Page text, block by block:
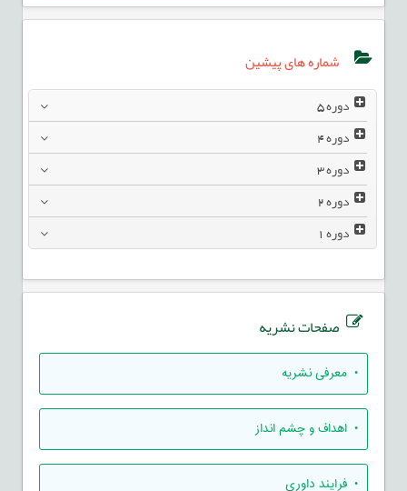
شماره های پیشین
دوره5
دوره4
دوره3
دوره2
دوره1
صفحات نشریه
• معرفی نشریه
• اهداف و چشم انداز
• فرایند داوری